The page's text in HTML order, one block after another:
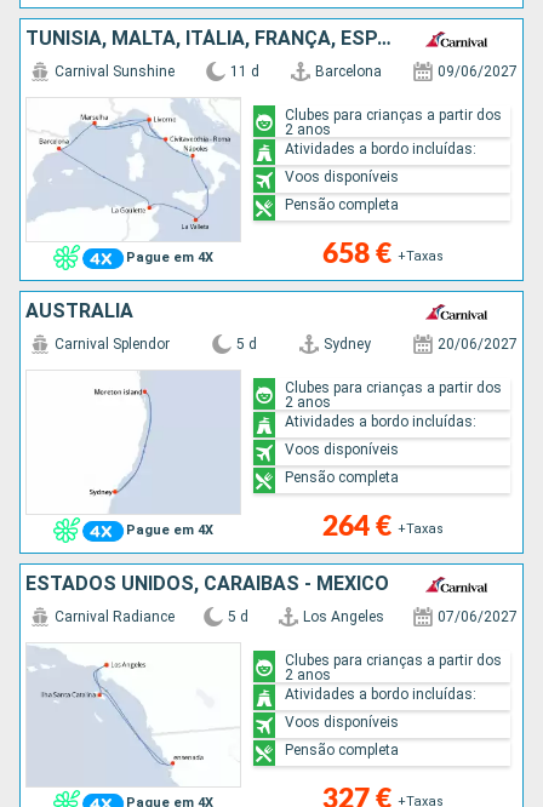
TUNÍSIA, MALTA, ITÁLIA, FRANÇA, ESPANHA
Pague em 4X
Carnival Sunshine 11 d Barcelona 09/06/2027
658 € +Taxas
Clubes para crianças a partir dos
2 anos
Atividades a bordo incluídas:
Voos disponíveis
Pensão completa
AUSTRALIA
Pague em 4X
Carnival Splendor 5 d Sydney 20/06/2027
264 € +Taxas
Clubes para crianças a partir dos
2 anos
Atividades a bordo incluídas:
Voos disponíveis
Pensão completa
ESTADOS UNIDOS, CARAIBAS - MEXICO
Pague em 4X
Carnival Radiance 5 d Los Angeles 07/06/2027
327 € +Taxas
Clubes para crianças a partir dos
2 anos
Atividades a bordo incluídas:
Voos disponíveis
Pensão completa